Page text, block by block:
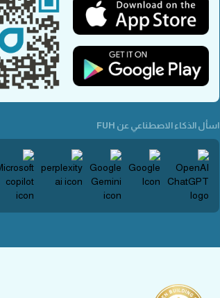
اسأل الذكاء الاصطناعي عن FUH